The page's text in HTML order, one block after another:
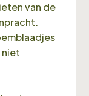
van de
niet